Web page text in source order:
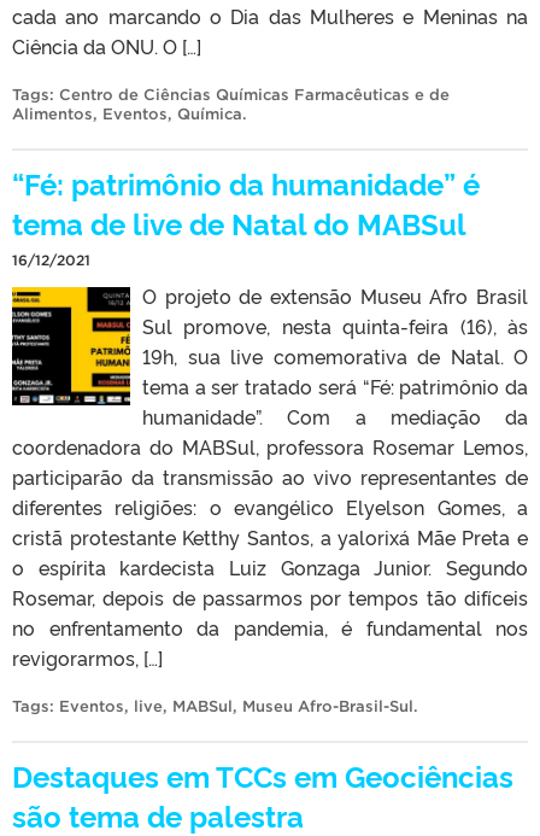
cada ano marcando o Dia das Mulheres e Meninas na
Ciência da ONU. O […]
Tags: Centro de Ciências Químicas Farmacêuticas e de
Alimentos, Eventos, Química.
“Fé: patrimônio da humanidade” é
tema de live de Natal do MABSul
16/12/2021
O projeto de extensão Museu Afro Brasil
Sul promove, nesta quinta-feira (16), às
19h, sua live comemorativa de Natal. O
tema a ser tratado será “Fé: patrimônio da
humanidade”. Com a mediação da
coordenadora do MABSul, professora Rosemar Lemos,
participarão da transmissão ao vivo representantes de
diferentes religiões: o evangélico Elyelson Gomes, a
cristã protestante Ketthy Santos, a yalorixá Mãe Preta e
o espírita kardecista Luiz Gonzaga Junior. Segundo
Rosemar, depois de passarmos por tempos tão difíceis
no enfrentamento da pandemia, é fundamental nos
revigorarmos, […]
Tags: Eventos, live, MABSul, Museu Afro-Brasil-Sul.
Destaques em TCCs em Geociências
são tema de palestra